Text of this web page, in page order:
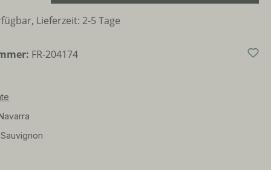
Lieferzeit: 2-5 Tage
FR-204174